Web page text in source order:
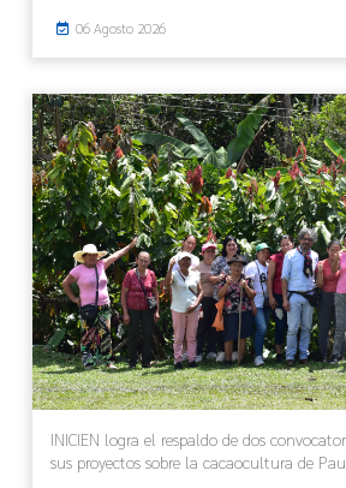
06 Agosto 2026
INICIEN logra el respaldo de dos
sus proyectos sobre la cacaocultura de